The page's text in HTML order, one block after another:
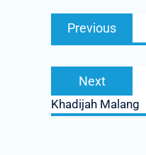
Navigasi
posPrevious
Next
Khadijah Malang